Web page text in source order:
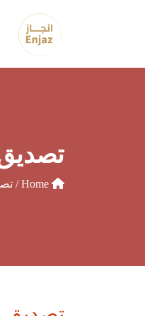
/